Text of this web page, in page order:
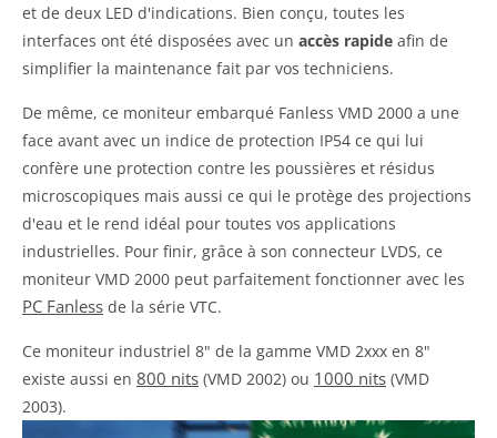
et de deux LED d'indications. Bien conçu, toutes les
interfaces ont été disposées avec un accès rapide afin de
simplifier la maintenance fait par vos techniciens.
De même, ce moniteur embarqué Fanless VMD 2000 a une
face avant avec un indice de protection IP54 ce qui lui
confère une protection contre les poussières et résidus
microscopiques mais aussi ce qui le protège des projections
d'eau et le rend idéal pour toutes vos applications
industrielles. Pour finir, grâce à son connecteur LVDS, ce
moniteur VMD 2000 peut parfaitement fonctionner avec les
PC Fanless de la série VTC.
Ce moniteur industriel 8" de la gamme VMD 2xxx en 8"
existe aussi en 800 nits (VMD 2002) ou 1000 nits (VMD
2003).